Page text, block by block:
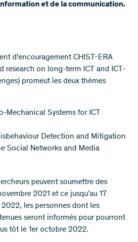
et de la communication.
d'encouragement CHIST-ERA
research on long-term ICT and ICT-
promeut les deux thèmes
Mechanical Systems for ICT
Detection and Mitigation
Social Networks and Media
peuvent soumettre des
2021 et ce jusqu’au 17
2022, les personnes dont les
seront informés pour pourront
tôt le 1er octobre 2022.